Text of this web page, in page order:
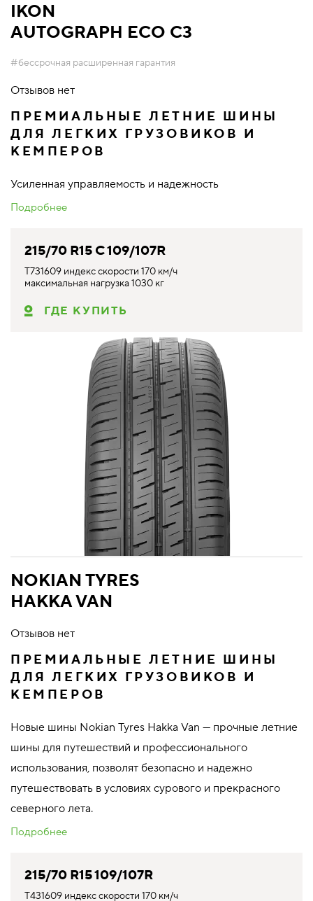
IKON
AUTOGRAPH ECO C3
#бессрочная расширенная гарантия
Отзывов нет
ПРЕМИАЛЬНЫЕ ЛЕТНИЕ ШИНЫ
ДЛЯ ЛЕГКИХ ГРУЗОВИКОВ И
КЕМПЕРОВ
Усиленная управляемость и надежность
Подробнее
215/70 R15 C 109/107R
T731609 индекс скорости 170 км/ч
максимальная нагрузка 1030 кг
ГДЕ КУПИТЬ
NOKIAN TYRES
HAKKA VAN
Отзывов нет
ПРЕМИАЛЬНЫЕ ЛЕТНИЕ ШИНЫ
ДЛЯ ЛЕГКИХ ГРУЗОВИКОВ И
КЕМПЕРОВ
Новые шины Nokian Tyres Hakka Van — прочные летние
шины для путешествий и профессионального
использования, позволят безопасно и надежно
путешествовать в условиях сурового и прекрасного
северного лета.
Подробнее
215/70 R15 109/107R
T431609 индекс скорости 170 км/ч